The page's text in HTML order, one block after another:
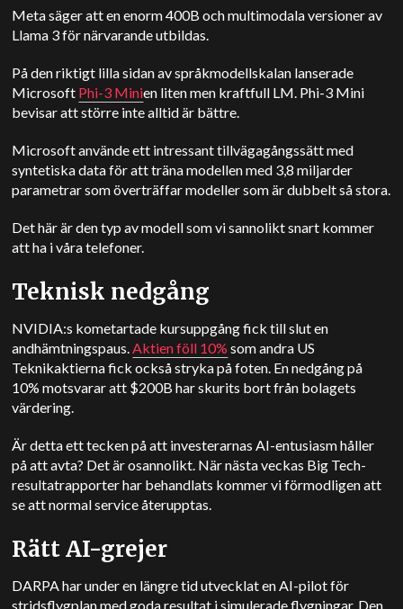
Meta säger att en enorm 400B och multimodala versioner av
Llama 3 för närvarande utbildas.
På den riktigt lilla sidan av språkmodellskalan lanserade
Microsoft Phi-3 Minien liten men kraftfull LM. Phi-3 Mini
bevisar att större inte alltid är bättre.
Microsoft använde ett intressant tillvägagångssätt med
syntetiska data för att träna modellen med 3,8 miljarder
parametrar som överträffar modeller som är dubbelt så stora.
Det här är den typ av modell som vi sannolikt snart kommer
att ha i våra telefoner.
Teknisk nedgång
NVIDIA:s kometartade kursuppgång fick till slut en
andhämtningspaus.Aktien föll 10% som andra US
Teknikaktierna fick också stryka på foten. En nedgång på
10% motsvarar att $200B har skurits bort från bolagets
värdering.
Är detta ett tecken på att investerarnas AI-entusiasm håller
på att avta? Det är osannolikt. När nästa veckas Big Tech-
resultatrapporter har behandlats kommer vi förmodligen att
se att normal service återupptas.
Rätt AI-grejer
DARPA har under en längre tid utvecklat en AI-pilot för
stridsflygplan med goda resultat i simulerade flygningar. Den